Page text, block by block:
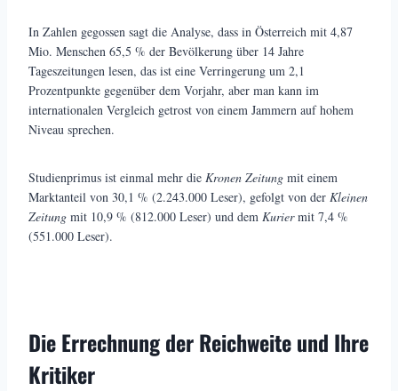
In Zahlen gegossen sagt die Analyse, dass in Österreich mit 4,87
Mio. Menschen 65,5 % der Bevölkerung über 14 Jahre
Tageszeitungen lesen, das ist eine Verringerung um 2,1
Prozentpunkte gegenüber dem Vorjahr, aber man kann im
internationalen Vergleich getrost von einem Jammern auf hohem
Niveau sprechen.
Studienprimus ist einmal mehr die Kronen Zeitung mit einem
Marktanteil von 30,1 % (2.243.000 Leser), gefolgt von der Kleinen
Zeitung mit 10,9 % (812.000 Leser) und dem Kuriermit 7,4 %
(551.000 Leser).
Die Errechnung der Reichweite und Ihre
Kritiker